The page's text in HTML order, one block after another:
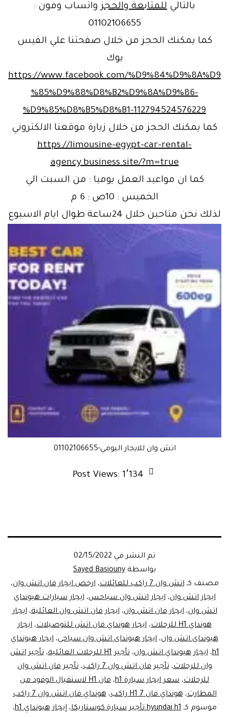
بالتالي للمتابعة والحجز واتساب وفون :
01102106655
كما يمكنك الحجز من خلال صفحتنا علي الفيس
بوك
https://www.facebook.com/%D9%84%D9%8A%D9
%85%D9%88%D8%B2%D9%8A%D9%86-
%D9%85%D8%B5%D8%B1-112794524576229
كما يمكنك الحجز من خلال زيارة موقعنا الالكتروني
https://limousine-egypt-car-rental-
agency.business.site/?m=true
كما ان مواعيد العمل يوميا : من السبت الي
الخميس : 10ص : 6 م
لذلك نحن متاحين خلال 24ساعة طوال ايام الاسبوع
اتش وان للايجار اليومي-01102106655
Post Views: 1٬134
تم النشر في 02/15/2022
بواسطة Sayed Basiouny
مصنف كـاتش وان 7 راكب للعائلات ،ارخص ايجار فان اتش وان،
ايجار اتش وان،ايجار اتش وان سياحس،ايجار سيارات هيونداي
اتش وان،ايجار فان اتش وان،ايجار فان اتش وان العائلية،ايجار
هونداي H1 للرحلات
، ايجار هونداي فان اتش للتوصيلات، ايجار
هيونداى اتش وان، ايجار هيونداى اتش وان سياحى، ايجار هيونداي
h1،ايجار هيونداي اتش وان،تأجير H1 للرحلات العائلية ،تأجير اتش
وان للرحلات،تأجير فان اتش وان 7 راكب ،تأجير فان اتش وان
للرحلات، سعر ايجار سيارة h1 ،
فان H1 لاستقبال الوفود من
المطارت،هونداي فان H1 7 راكب ،هونداي فان اتش وان 7 راكب
موسوم كـhyundai h1 تأجير سيارة كوستاريكا ،إيجار هيونداي h1
،